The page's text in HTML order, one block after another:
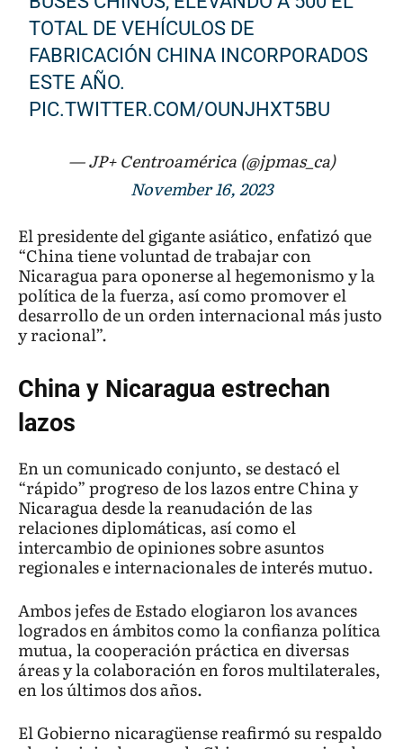
TOTAL DE VEHÍCULOS DE
FABRICACIÓN CHINA INCORPORADOS
ESTE AÑO.
PIC.TWITTER.COM/OUNJHXT5BU
— JP+ Centroamérica (@jpmas_ca)
November 16, 2023
El presidente del gigante asiático, enfatizó que
“China tiene voluntad de trabajar con
Nicaragua para oponerse al hegemonismo y la
política de la fuerza, así como promover el
desarrollo de un orden internacional más justo
y racional”.
China y Nicaragua estrechan
lazos
En un comunicado conjunto, se destacó el
“rápido” progreso de los lazos entre China y
Nicaragua desde la reanudación de las
relaciones diplomáticas, así como el
intercambio de opiniones sobre asuntos
regionales e internacionales de interés mutuo.
Ambos jefes de Estado elogiaron los avances
logrados en ámbitos como la confianza política
mutua, la cooperación práctica en diversas
áreas y la colaboración en foros multilaterales,
en los últimos dos años.
El Gobierno nicaragüense reafirmó su respaldo